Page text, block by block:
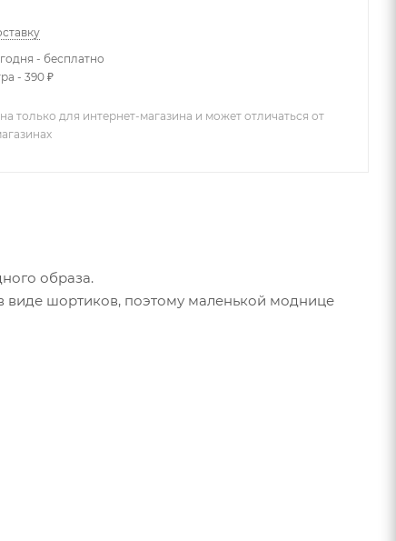
- бесплатно
- 390 ₽
только для интернет-магазина и может отличаться от
образа.
виде шортиков, поэтому маленькой моднице